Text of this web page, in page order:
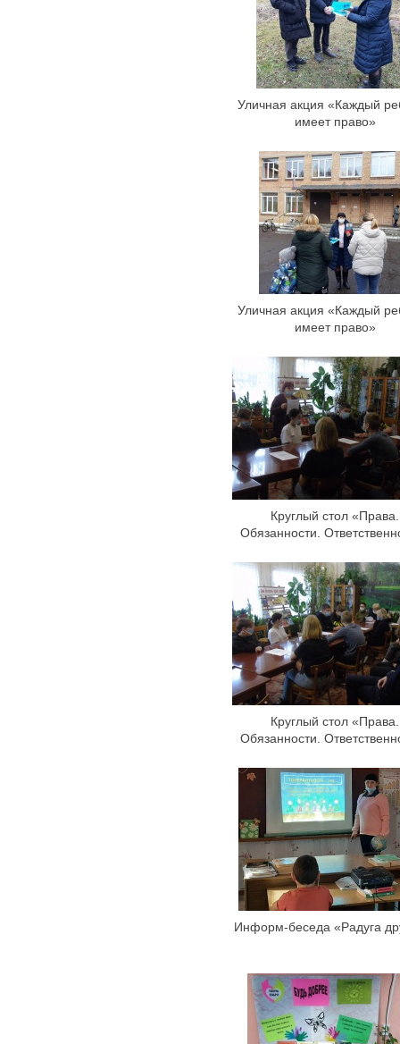
Уличная акция «Каждый
имеет право»
Уличная акция «Каждый
имеет право»
Круглый стол «Права.
Обязанности.
Круглый стол «Права.
Обязанности.
Информ-беседа «Радуга